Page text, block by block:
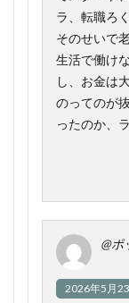
ラ、転職ろ
そのせいで
生活で働け
し、お金は
のってのが
ったのか、
@ポ
2026年5月